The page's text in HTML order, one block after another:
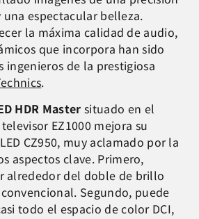
una espectacular belleza.
la máxima calidad de audio,
que incorpora han sido
ingenieros de la prestigiosa
.
HDR Master situado en el
EZ1000 mejora su
CZ950, muy aclamado por la
aspectos clave. Primero,
alrededor del doble de brillo
Segundo, puede
todo el espacio de color DCI,